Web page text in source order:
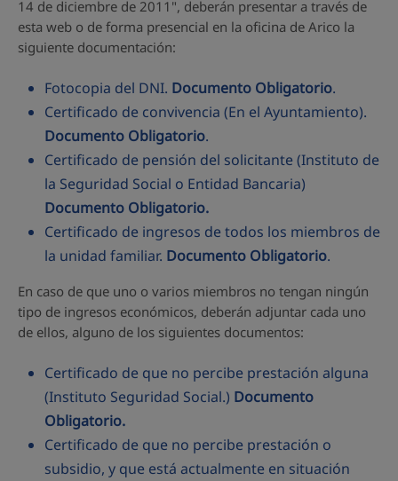
14 de diciembre de 2011", deberán presentar a través de
esta web o de forma presencial en la oficina de Arico la
siguiente documentación:
Fotocopia del DNI. Documento Obligatorio.
Certificado de convivencia (En el Ayuntamiento).
Documento Obligatorio.
Certificado de pensión del solicitante (Instituto de
la Seguridad Social o Entidad Bancaria)
Documento Obligatorio.
Certificado de ingresos de todos los miembros de
la unidad familiar. Documento Obligatorio.
En caso de que uno o varios miembros no tengan ningún
tipo de ingresos económicos, deberán adjuntar cada uno
de ellos, alguno de los siguientes documentos:
Certificado de que no percibe prestación alguna
(Instituto Seguridad Social.) Documento
Obligatorio.
Certificado de que no percibe prestación o
subsidio, y que está actualmente en situación